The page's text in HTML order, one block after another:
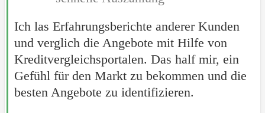
Ich las Erfahrungsberichte anderer Kunden
und verglich die Angebote mit Hilfe von
Kreditvergleichsportalen. Das half mir, ein
Gefühl für den Markt zu bekommen und die
besten Angebote zu identifizieren.